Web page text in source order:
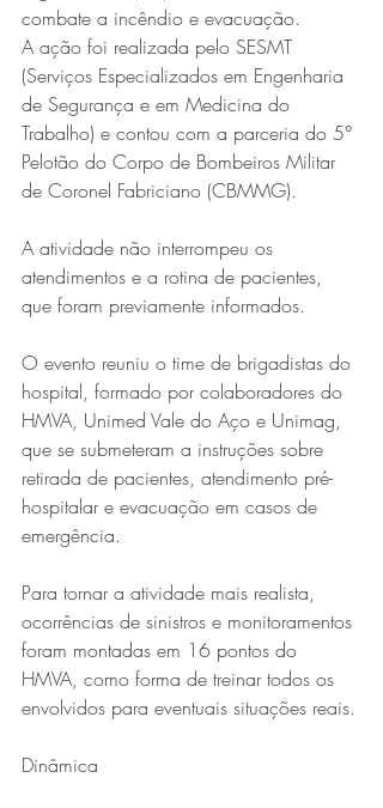
Projeto abre inscrições para
formar grupo de teatro cristão
no Vale do Aço
Série MPB abre temporada de
shows em Ipatinga com Flávio
Venturini
combate a incêndio e evacuação.
A ação foi realizada pelo SESMT
(Serviços Especializados em Engenharia
de Segurança e em Medicina do
Trabalho) e contou com a parceria do 5°
Pelotão do Corpo de Bombeiros Militar
de Coronel Fabriciano (CBMMG).
A atividade não interrompeu os
atendimentos e a rotina de pacientes,
que foram previamente informados.
O evento reuniu o time de brigadistas do
hospital, formado por colaboradores do
HMVA, Unimed Vale do Aço e Unimag,
que se submeteram a instruções sobre
retirada de pacientes, atendimento pré-
hospitalar e evacuação em casos de
emergência.
Para tornar a atividade mais realista,
ocorrências de sinistros e monitoramentos
foram montadas em 16 pontos do
HMVA, como forma de treinar todos os
envolvidos para eventuais situações reais.
Dinâmica